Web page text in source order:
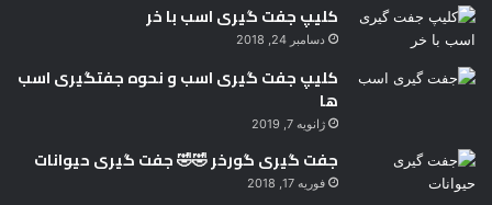
کلیپ جفت گیری اسب با خر
دسامبر 24, 2018
کلیپ جفت گیری اسب و نحوه جفتگیری اسب
ها
ژانویه 7, 2019
جفت گیری گورخر 🤣🤣 جفت گیری حیوانات
فوریه 17, 2018